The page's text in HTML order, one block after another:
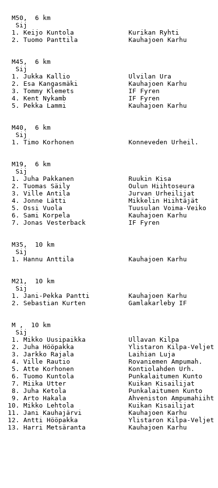
  M50,  6 km
Sij
1. Keijo Kuntola              Kurikan Ryhti
2. Tuomo Panttila             Kauhajoen Karhu
  M45,  6 km
Sij
1. Jukka Kallio               Ulvilan Ura
2. Esa Kangasmäki             Kauhajoen Karhu
3. Tommy Klemets              IF Fyren
4. Kent Nykamb                IF Fyren
5. Pekka Lammi                Kauhajoen Karhu
  M40,  6 km
Sij
1. Timo Korhonen              Konneveden Urheil.
  M19,  6 km
Sij
1. Juha Pakkanen              Ruukin Kisa
2. Tuomas Säily               Oulun Hiihtoseura
3. Ville Antila               Jurvan Urheilijat
4. Jonne Lätti                Mikkelin Hiihtäjät
5. Ossi Vuola                 Tuusulan Voima-Veiko
6. Sami Korpela               Kauhajoen Karhu
7. Jonas Vesterback           IF Fyren
  M35,  10 km
Sij
1. Hannu Anttila              Kauhajoen Karhu
  M21,  10 km
Sij
1. Jani-Pekka Pantti          Kauhajoen Karhu
2. Sebastian Kurten           Gamlakarleby IF
  M ,  10 km
Sij
1. Mikko Uusipaikka           Ullavan Kilpa
2. Juha Hööpakka              Ylistaron Kilpa-Veljet
3. Jarkko Rajala              Laihian Luja
4. Ville Rautio               Rovaniemen Ampumah.
5. Atte Korhonen              Kontiolahden Urh.
6. Tuomo Kuntola              Punkalaitumen Kunto
7. Miika Utter                Kuikan Kisailijat
8. Juha Ketola                Punkalaitumen Kunto
9. Arto Hakala                Ahveniston Ampumahiiht
10. Mikko Lehtola              Kuikan Kisailijat
11. Jani Kauhajärvi            Kauhajoen Karhu
12. Antti Hööpakka             Ylistaron Kilpa-Veljet